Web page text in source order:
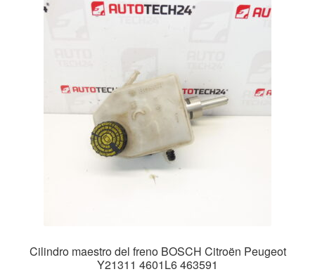
Spedizione in tutto il mondo
Termini e condizioni
al
Cilindro maestro del freno BOSCH Citroën Peugeot
Y21311 4601L6 463591